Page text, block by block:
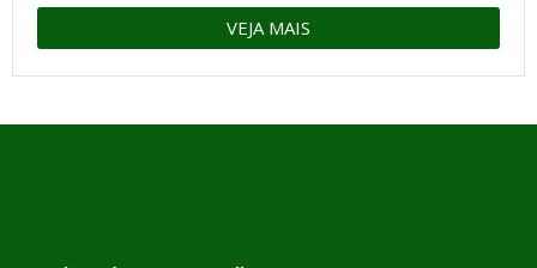
VEJA MAIS